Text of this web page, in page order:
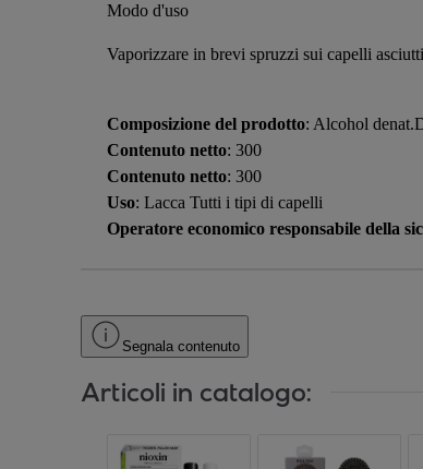
Modo d'uso
Vaporizzare in brevi spruzzi sui capelli
Composizione del prodotto: Alcohol
Contenuto netto: 300
Contenuto netto: 300
Uso: Lacca Tutti i tipi di capelli
Operatore economico responsabile della
Segnala contenuto
Articoli in catalogo: